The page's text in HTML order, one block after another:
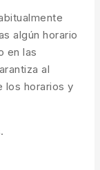
algún horario
en las
al
los horarios y